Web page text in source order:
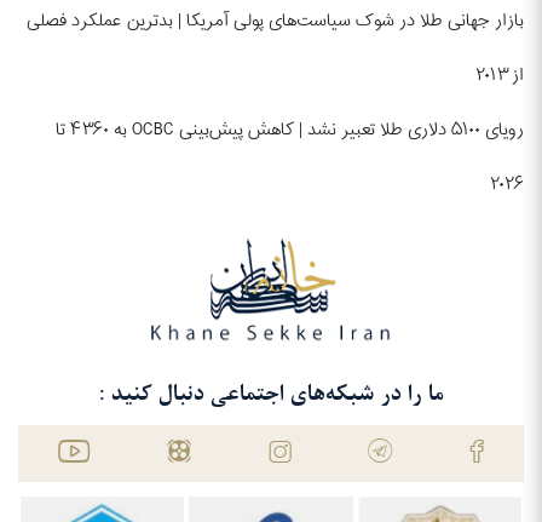
بازار جهانی طلا در شوک سیاست‌های پولی آمریکا | بدترین عملکرد فصلی
از ۲۰۱۳
رویای ۵۱۰۰ دلاری طلا تعبیر نشد | کاهش پیش‌بینی OCBC به ۴۳۶۰ تا
۲۰۲۶
ما را در شبکه‌های اجتماعی دنبال کنید :